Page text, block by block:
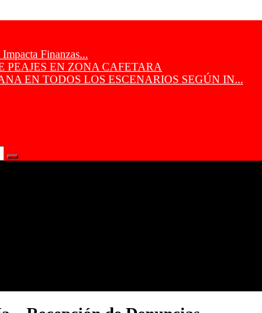
Finanzas...
PEAJES EN ZONA CAFETARA
EN TODOS LOS ESCENARIOS SEGÚN IN...